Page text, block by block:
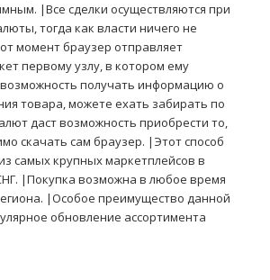
|Все сделки осуществляются при
тогда как власти ничего не
момент браузер отправляет
первому узлу, в котором ему
получать информацию о
товара, можете ехать забирать по
даст возможность приобрести то,
скачать сам браузер. |Этот способ
самых крупных маркетплейсов в
|Покупка возможна в любое время
|Особое преимущество данной
обновление ассортимента